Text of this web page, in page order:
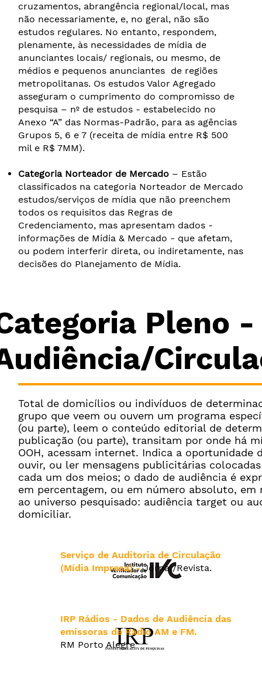
cruzamentos, abrangência regional/local, mas
não necessariamente, e, no geral, não são
estudos regulares. No entanto, respondem,
plenamente, às necessidades de mídia de
anunciantes locais/ regionais, ou mesmo, de
médios e pequenos anunciantes de regiões
metropolitanas. Os estudos Valor Agregado
asseguram o cumprimento do compromisso de
pesquisa – nº de estudos - estabelecido no
Anexo “A” das Normas-Padrão, para as agências
Grupos 5, 6 e 7 (receita de mídia entre R$ 500
mil e R$ 7MM).
Categoria Norteador de Mercado – Estão
classificados na categoria Norteador de Mercado
estudos/serviços de mídia que não preenchem
todos os requisitos das Regras de
Credenciamento, mas apresentam dados -
informações de Mídia & Mercado - que afetam,
ou podem interferir direta, ou indiretamente, nas
decisões do Planejamento de Mídia.
Pleno -
Total de domicílios ou indivíduos de
grupo que veem ou ouvem um programa
(ou parte), leem o conteúdo editorial de
publicação (ou parte), transitam por onde há
OOH, acessam internet. Indica a oportunidade
ouvir, ou ler mensagens publicitárias
cada um dos meios; o dado de audiência é
em percentagem, ou em número absoluto, em
ao universo pesquisado: audiência target ou
domiciliar.
Serviço de Auditoria de Circulação
(Mídia Impresa) -Jornal/Revista.
IRP Rádios - Dados de Audiência das
emissoras de Rádio AM e FM.
RM Porto Alegre